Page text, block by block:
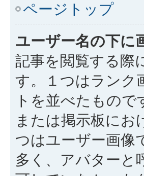
ページトップ
ユーザー名の下に
記事を閲覧する際
す。１つはランク
トを並べたもの
または掲示板にお
つはユーザー画像
多く、アバターと